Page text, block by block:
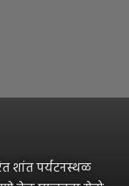
शांत पर्यटनस्थळ